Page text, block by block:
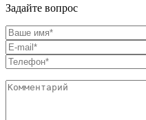
Задайте вопрос